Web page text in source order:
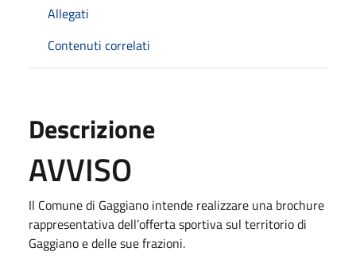
Allegati
Contenuti correlati
Descrizione
AVVISO
Il Comune di Gaggiano intende realizzare una brochure
rappresentativa dell’offerta sportiva sul territorio di
Gaggiano e delle sue frazioni.